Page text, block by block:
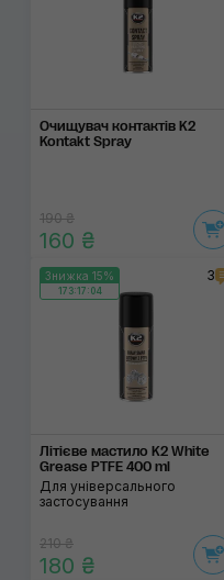
Очищувач контактів K2
Kontakt Spray
190 ₴
160 ₴
Знижка 15%
173:17:03
3
Літієве мастило K2 White
Grease PTFE 400 ml
Для універсального
застосування
210 ₴
180 ₴